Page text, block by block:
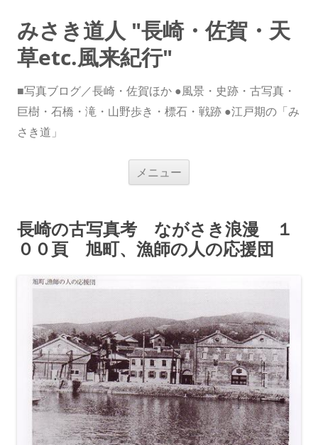
みさき道人 "長崎・佐賀・天
草etc.風来紀行"
■写真ブログ／長崎・佐賀ほか ●風景・史跡・古写真・
巨樹・石橋・滝・山野歩き・標石・戦跡 ●江戸期の「み
さき道」
メニュー
ス
キ
ッ
プ
長崎の古写真考 ながさき浪漫 １
００頁 旭町、漁師の人の応援団